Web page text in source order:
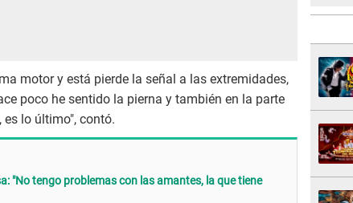
motor y está pierde la señal a las extremidades,
poco he sentido la pierna y también en la parte
lo último", contó.
"No tengo problemas con las amantes, la que tiene